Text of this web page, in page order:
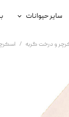
سگ
سایر حیوانات
محصولات پرندگان
و درخت گربه